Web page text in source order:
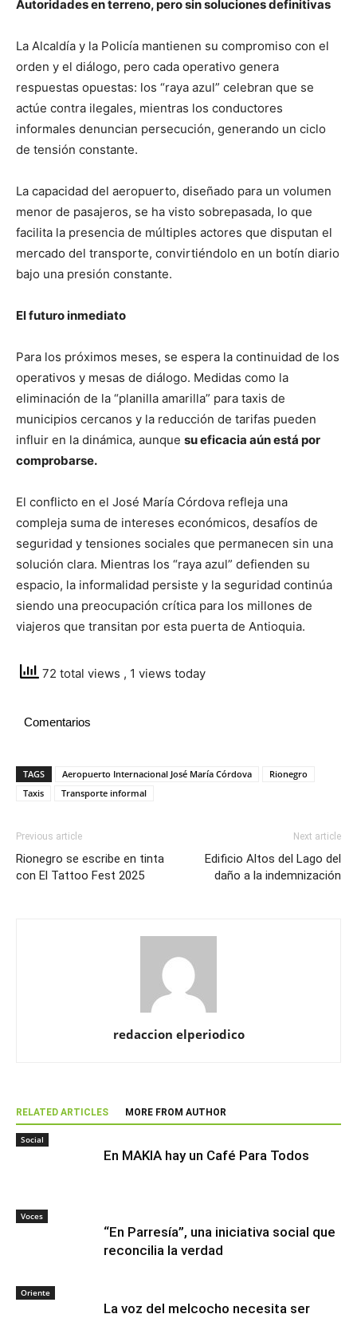
Autoridades en terreno, pero sin soluciones definitivas
La Alcaldía y la Policía mantienen su compromiso con el
orden y el diálogo, pero cada operativo genera
respuestas opuestas: los “raya azul” celebran que se
actúe contra ilegales, mientras los conductores
informales denuncian persecución, generando un ciclo
de tensión constante.
La capacidad del aeropuerto, diseñado para un volumen
menor de pasajeros, se ha visto sobrepasada, lo que
facilita la presencia de múltiples actores que disputan el
mercado del transporte, convirtiéndolo en un botín diario
bajo una presión constante.
El futuro inmediato
Para los próximos meses, se espera la continuidad de los
operativos y mesas de diálogo. Medidas como la
eliminación de la “planilla amarilla” para taxis de
municipios cercanos y la reducción de tarifas pueden
influir en la dinámica, aunque su eficacia aún está por
comprobarse.
El conflicto en el José María Córdova refleja una
compleja suma de intereses económicos, desafíos de
seguridad y tensiones sociales que permanecen sin una
solución clara. Mientras los “raya azul” defienden su
espacio, la informalidad persiste y la seguridad continúa
siendo una preocupación crítica para los millones de
viajeros que transitan por esta puerta de Antioquia.
72 total views , 1 views today
Comentarios
TAGS Aeropuerto Internacional José María Córdova
Rionegro
Taxis
Transporte informal
Previous article
Rionegro se escribe en tinta
con El Tattoo Fest 2025
Next article
Edificio Altos del Lago del
daño a la indemnización
redaccion elperiodico
RELATED ARTICLES MORE FROM AUTHOR
Social
En MAKIA hay un Café Para Todos
Voces
“En Parresía”, una iniciativa social que
reconcilia la verdad
Oriente
La voz del melcocho necesita ser